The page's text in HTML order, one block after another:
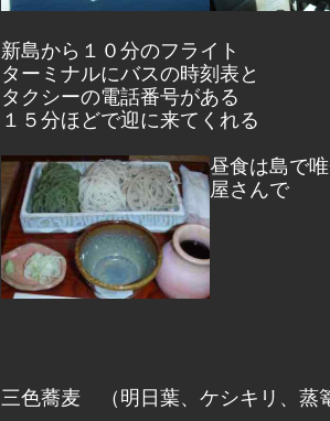
新島から１０分のフライト
ターミナルにバスの時刻表と
タクシーの電話番号がある
１５分ほどで迎に来てくれる
昼食は島で
屋さんで
三色蕎麦 （明日葉、ケシキリ、蒸